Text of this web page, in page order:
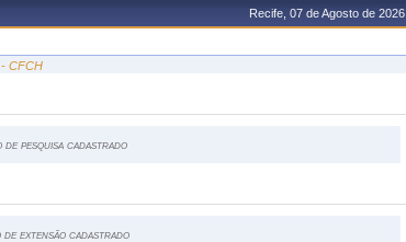
Recife, 07 de Agosto de 2026
CFCH
pesquisa cadastrado
extensão cadastrado